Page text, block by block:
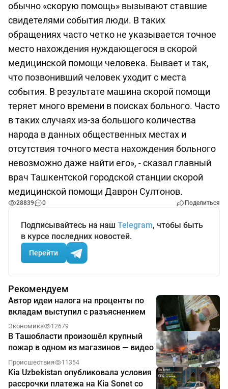
обычно «скорую помощь» вызывают ставшие
свидетелями события люди. В таких
обращениях часто четко не указывается точное
место нахождения нуждающегося в скорой
медицинской помощи человека. Бывает и так,
что позвонивший человек уходит с места
события. В результате машина скорой помощи
теряет много времени в поисках больного. Часто
в таких случаях из-за большого количества
народа в данных общественных местах и
отсутствия точного места нахождения больного
невозможно даже найти его», - сказал главный
врач Ташкентской городской станции скорой
медицинской помощи Даврон Султонов.
28839 0 Поделиться
Подписывайтесь на наш Telegram, чтобы быть
в курсе последних новостей.
Перейти
Рекомендуем
Автор идеи налога на проценты по
вкладам выступил с разъяснением
Экономика 12679
В Ташобласти произошёл крупный
пожар в одном из магазинов — видео
Происшествия 11354
Kia Uzbekistan опубликовала условия
рассрочки платежа на Kia Sonet со